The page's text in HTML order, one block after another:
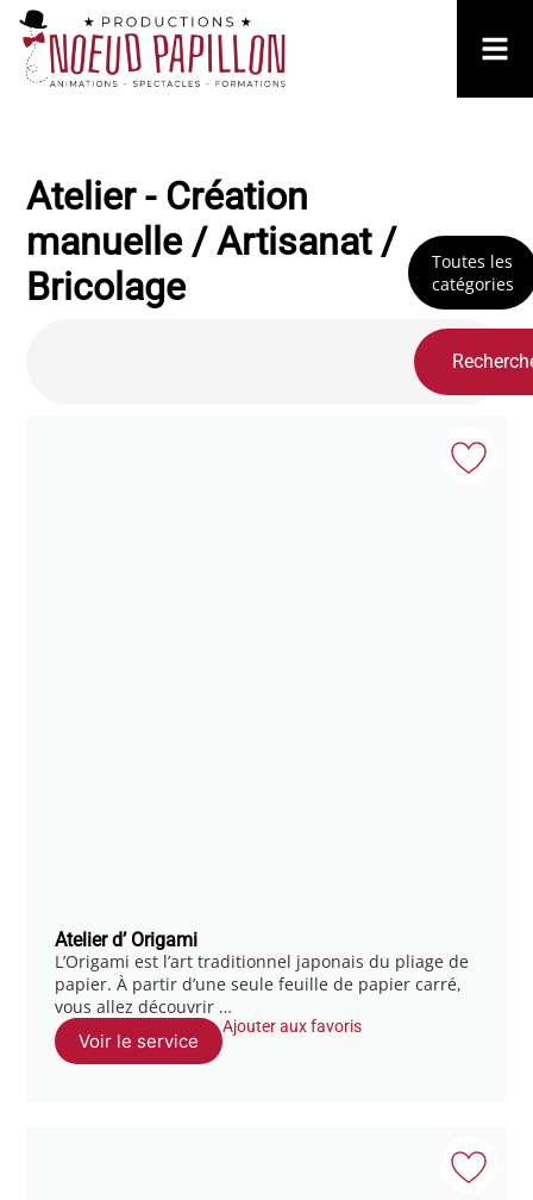
Atelier - Création
manuelle / Artisanat /
Bricolage
Toutes les
catégories
Atelier d’ Origami
L’Origami est l’art traditionnel japonais du pliage de
papier. À partir d’une seule feuille de papier carré,
vous allez découvrir …
Voir le service
Ajouter aux favoris